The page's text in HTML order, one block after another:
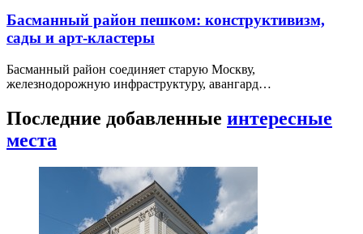
Басманный район пешком: конструктивизм,
сады и арт-кластеры
Басманный район соединяет старую Москву,
железнодорожную инфраструктуру, авангард…
Последние добавленные интересные
места